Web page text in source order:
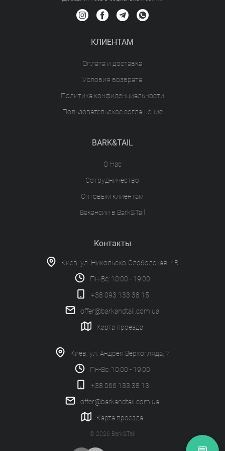
КЛИЕНТАМ
Оплата и доставка
Условия возврата
Политика конфиденциальности
Пользовательское соглашение
BARK&TAIL
О Нас
Сотрудничество
Оптовым клиентам
Вакансии в Bark&Tail
Контакты
Киев, ул. Никольско-Слободская, 4В
Пн-Вс: 10:00 - 19:00
+38 093 133 38 15
offer@barkandtail.com.ua
Карта проезда
Киев, ул. Андрея Верхогляда, 7
Пн-Вс: 10:00 - 19:00
+38 066 133 38 13
offer@barkandtail.com.ua
Карта проезда
© 2026 Bark&Tail